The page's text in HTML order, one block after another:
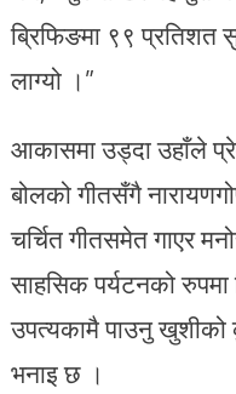
ब्रिफिङमा ९९ प्रतिशत
लाग्यो ।”
आकासमा उड्दा उहाँले
बोलको गीतसँगै
चर्चित गीतसमेत गाएर
साहसिक पर्यटनको रुपमा
उपत्यकामै पाउनु खुशीको
भनाइ छ ।